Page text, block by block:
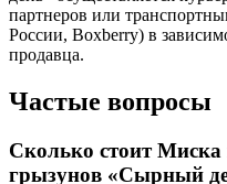
партнеров или
России, Boxberry) в
продавца.
Частые вопросы
Сколько стоит Миска
грызунов «Сырный